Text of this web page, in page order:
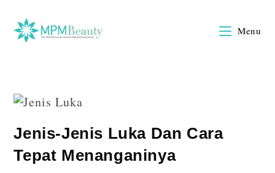
Menu
Jenis-Jenis Luka Dan Cara
Tepat Menanganinya